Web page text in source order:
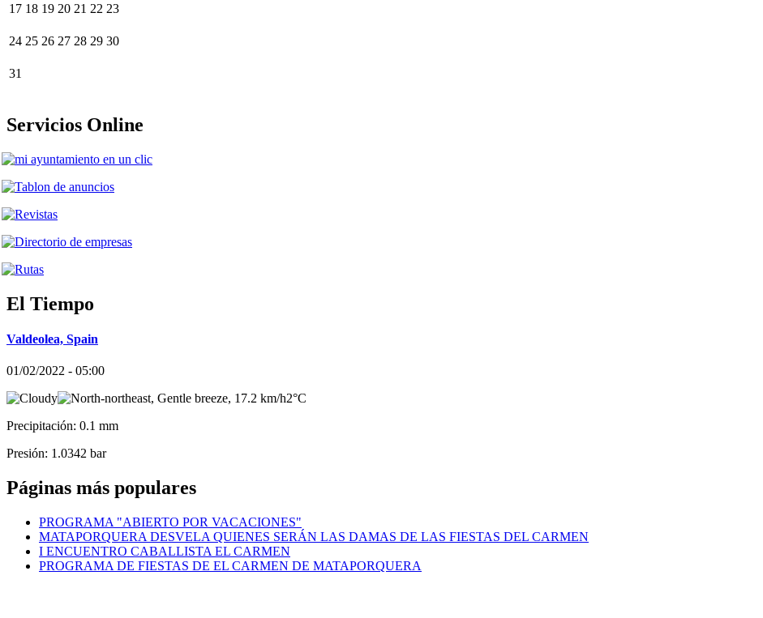
17 18 19 20 21 22 23
24 25 26 27 28 29 30
31
Servicios Online
El Tiempo
Valdeolea, Spain
01/02/2022 - 05:00
2°C
Precipitación: 0.1 mm
Presión: 1.0342 bar
Páginas más populares
PROGRAMA "ABIERTO POR VACACIONES"
MATAPORQUERA DESVELA QUIENES SERÁN LAS DAMAS DE LAS FIESTAS DEL CARMEN
I ENCUENTRO CABALLISTA EL CARMEN
PROGRAMA DE FIESTAS DE EL CARMEN DE MATAPORQUERA